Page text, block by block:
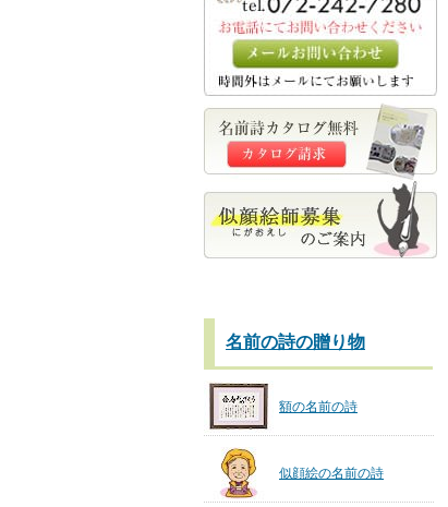
名前の詩の贈り物
額の名前の詩
似顔絵の名前の詩